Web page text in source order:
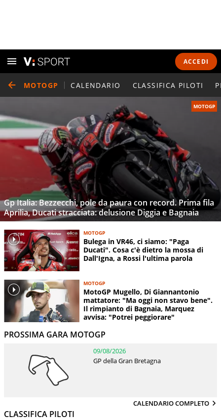
ACCEDI
MOTOGP CALENDARIO CLASSIFICA PILOTI
MOTOGP
Gp Italia: Bezzecchi, pole da paura con record. Prima fila
Aprilia, Ducati stracciata: delusione Diggia e Bagnaia
MOTOGP
Bulega in VR46, ci siamo: "Paga
Ducati". Cosa c'è dietro la mossa di
Dall'Igna, a Rossi l'ultima parola
MOTOGP
MotoGP Mugello, Di Giannantonio
mattatore: "Ma oggi non stavo bene".
Il rimpianto di Bagnaia, Marquez
avvisa: "Potrei peggiorare"
PROSSIMA GARA MOTOGP
09/08/2026
GP della Gran Bretagna
CALENDARIO COMPLETO
CLASSIFICA PILOTI